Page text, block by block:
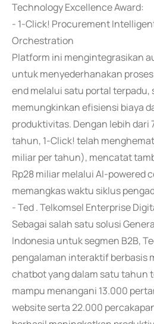
Technology Excellence Award:
- 1-Click! Procurement
Orchestration
Platform ini mengintegrasikan
untuk menyederhanakan
end melalui satu portal terpadu,
memungkinkan efisiensi biaya
produktivitas. Dengan lebih dari
tahun, 1-Click! telah menghemat
miliar per tahun), mencatat
Rp28 miliar melalui AI-powered
memangkas waktu siklus
- Ted . Telkomsel Enterprise
Sebagai salah satu solusi
Indonesia untuk segmen B2B,
pengalaman interaktif berbasis
chatbot yang dalam satu tahun
mampu menangani 13.000
website serta 22.000